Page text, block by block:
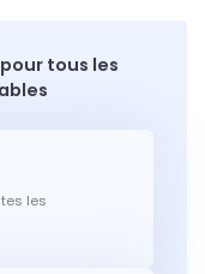
tous les
les